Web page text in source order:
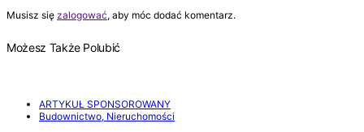
Musisz się zalogować, aby móc dodać komentarz.
Możesz Także Polubić
ARTYKUŁ SPONSOROWANY
Budownictwo, Nieruchomości